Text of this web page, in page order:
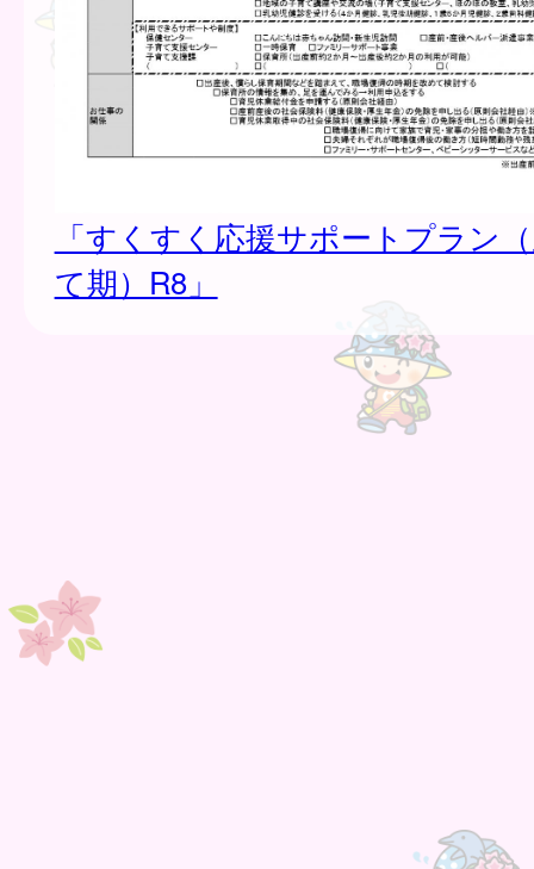
「すくすく応援サポートプラン
て期）R8」